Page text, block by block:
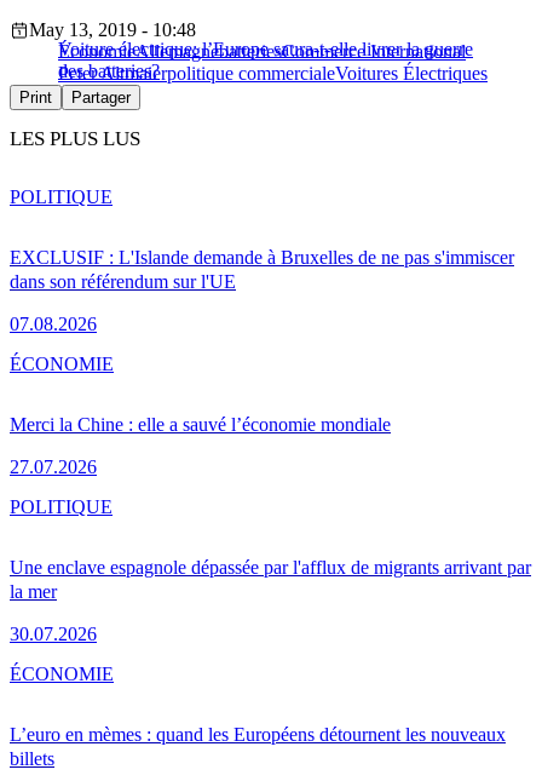
Voiture électrique: l’Europe saura-t-elle livrer la guerre
des batteries?
May 13, 2019 - 10:48
ÉconomieAllemagnebatteriesCommerce International
Peter Altmaierpolitique commercialeVoitures Électriques
Print Partager
LES PLUS LUS
EXCLUSIF : L'Islande demande à Bruxelles de ne pas s'immiscer
dans son référendum sur l'UE
07.08.2026
POLITIQUE
Merci la Chine : elle a sauvé l’économie mondiale
27.07.2026
ÉCONOMIE
Une enclave espagnole dépassée par l'afflux de migrants arrivant par
la mer
30.07.2026
POLITIQUE
L’euro en mèmes : quand les Européens détournent les nouveaux
billets
ÉCONOMIE